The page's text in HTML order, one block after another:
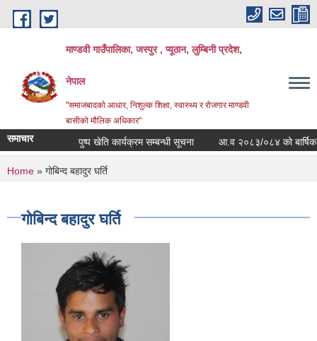
Skip to main content
माण्डवी गाउँपालिका, जस्पुर , प्यूठान, लुम्बिनी प्रदेश,
नेपाल
"समाजबादको आधार, निशुल्क शिक्षा, स्वास्थ्य र रोजगार माण्डवी
बासीको मौलिक अधिकार"
समाचार पुष्प खेति कार्यक्रम सम्बन्धी सूचना आ.व २०८३/०८४ को बार्षिक
You are here
Home » गोबिन्द बहादुर घर्ति
गोबिन्द बहादुर घर्ति